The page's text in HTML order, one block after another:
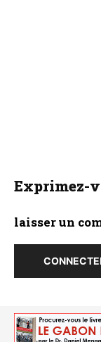
Exprimez-
laisser un